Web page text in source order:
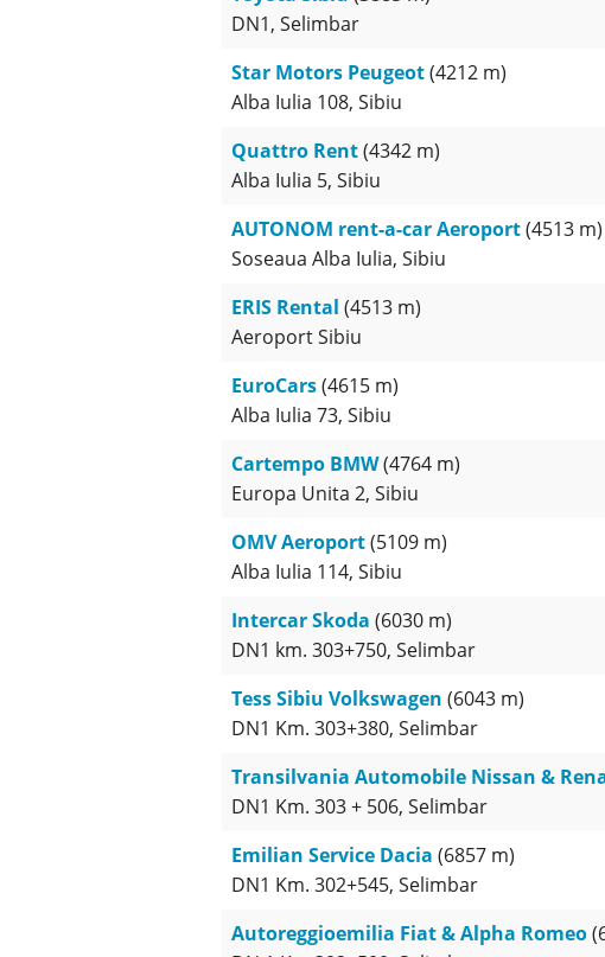
DN1, Selimbar
Star Motors Peugeot(4212 m)
Alba Iulia 108, Sibiu
Quattro Rent(4342 m)
Alba Iulia 5, Sibiu
AUTONOM rent-a-car Aeroport(4513 m)
Soseaua Alba Iulia, Sibiu
ERIS Rental (4513 m)
Aeroport Sibiu
EuroCars(4615 m)
Alba Iulia 73, Sibiu
Cartempo BMW(4764 m)
Europa Unita 2, Sibiu
OMV Aeroport(5109 m)
Alba Iulia 114, Sibiu
Intercar Skoda (6030 m)
DN1 km. 303+750, Selimbar
Tess Sibiu Volkswagen (6043 m)
DN1 Km. 303+380, Selimbar
Transilvania Automobile Nissan &
DN1 Km. 303 + 506, Selimbar
Emilian Service Dacia (6857 m)
DN1 Km. 302+545, Selimbar
Autoreggioemilia Fiat & Alpha Romeo